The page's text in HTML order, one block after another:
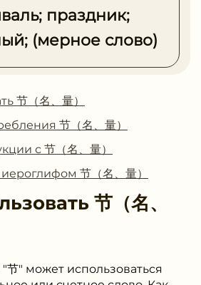
праздник;
(мерное слово)
节（名、量）
节（名、量）
с 节（名、量）
节（名、量）
节（名、
节" может использоваться